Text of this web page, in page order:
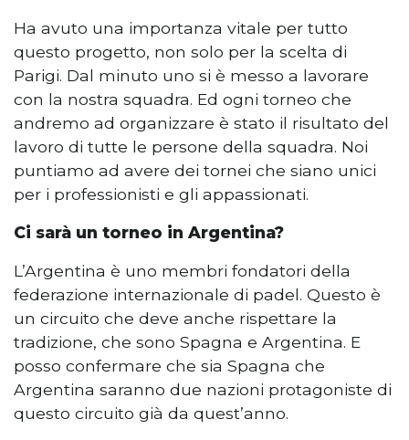
Ha avuto una importanza vitale per tutto
questo progetto, non solo per la scelta di
Parigi. Dal minuto uno si è messo a lavorare
con la nostra squadra. Ed ogni torneo che
andremo ad organizzare è stato il risultato del
lavoro di tutte le persone della squadra. Noi
puntiamo ad avere dei tornei che siano unici
per i professionisti e gli appassionati.
Ci sarà un torneo in Argentina?
L’Argentina è uno membri fondatori della
federazione internazionale di padel. Questo è
un circuito che deve anche rispettare la
tradizione, che sono Spagna e Argentina. E
posso confermare che sia Spagna che
Argentina saranno due nazioni protagoniste di
questo circuito già da quest’anno.